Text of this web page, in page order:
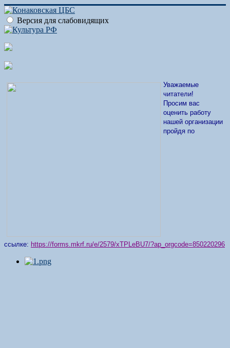
Версия для слабовидящих
Уважаемые
читатели!
Просим вас
оценить работу
нашей организации
пройдя по
ссылке: https://forms.mkrf.ru/e/2579/xTPLeBU7/?ap_orgcode=850220296